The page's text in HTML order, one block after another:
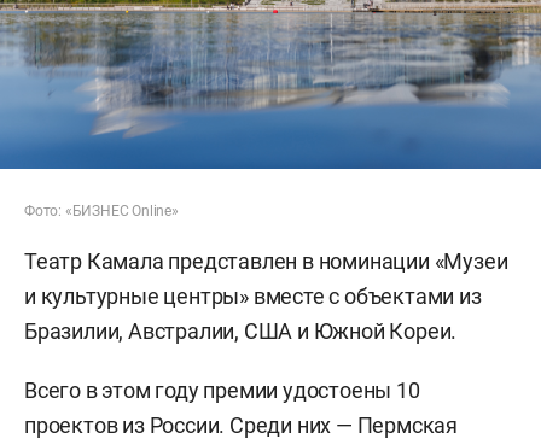
Фото: «БИЗНЕС Online»
Театр Камала представлен в номинации «Музеи
и культурные центры» вместе с объектами из
Бразилии, Австралии, США и Южной Кореи.
Всего в этом году премии удостоены 10
проектов из России. Среди них — Пермская